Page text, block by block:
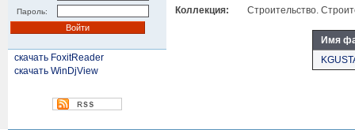
Пароль:
скачать FoxitReader
скачать WinDjView
Коллекция: Строительство.
Имя